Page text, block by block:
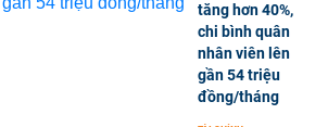
tăng hơn 40%,
chi bình quân
nhân viên lên
gần 54 triệu
đồng/tháng